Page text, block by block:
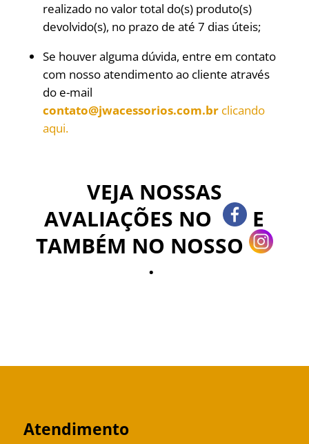
realizado no valor total do(s) produto(s)
devolvido(s), no prazo de até 7 dias úteis;
Se houver alguma dúvida, entre em contato
com nosso atendimento ao cliente através
do e-mail
contato@jwacessorios.com.br clicando
aqui.
VEJA NOSSAS
AVALIAÇÕES NO
E
TAMBÉM NO NOSSO
.
Atendimento